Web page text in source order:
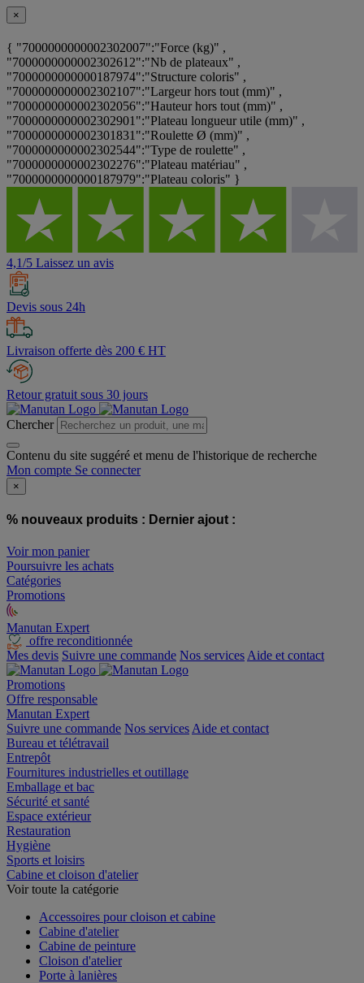
×
{ "7000000000002302007":"Force (kg)" ,
"7000000000002302612":"Nb de plateaux" ,
"7000000000000187974":"Structure coloris" ,
"7000000000002302107":"Largeur hors tout (mm)" ,
"7000000000002302056":"Hauteur hors tout (mm)" ,
"7000000000002302901":"Plateau longueur utile (mm)" ,
"7000000000002301831":"Roulette Ø (mm)" ,
"7000000000002302544":"Type de roulette" ,
"7000000000002302276":"Plateau matériau" ,
"7000000000000187979":"Plateau coloris" }
4,1/5 Laissez un avis
Devis sous 24h
Livraison offerte dès 200 € HT
Retour gratuit sous 30 jours
Chercher
Contenu du site suggéré et menu de l'historique de recherche
Mon compte Se connecter
×
% nouveaux produits : Dernier ajout :
Voir mon panier
Poursuivre les achats
Catégories
Promotions
Manutan Expert
offre reconditionnée
Mes devis Suivre une commande Nos services Aide et contact
Promotions
Offre responsable
Manutan Expert
Suivre une commande Nos services Aide et contact
Bureau et télétravail
Entrepôt
Fournitures industrielles et outillage
Emballage et bac
Sécurité et santé
Espace extérieur
Restauration
Hygiène
Sports et loisirs
Cabine et cloison d'atelier
Voir toute la catégorie
Accessoires pour cloison et cabine
Cabine d'atelier
Cabine de peinture
Cloison d'atelier
Porte à lanières